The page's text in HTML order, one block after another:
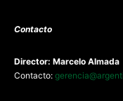
Contacto
Director: Marcelo Almada
Contacto: